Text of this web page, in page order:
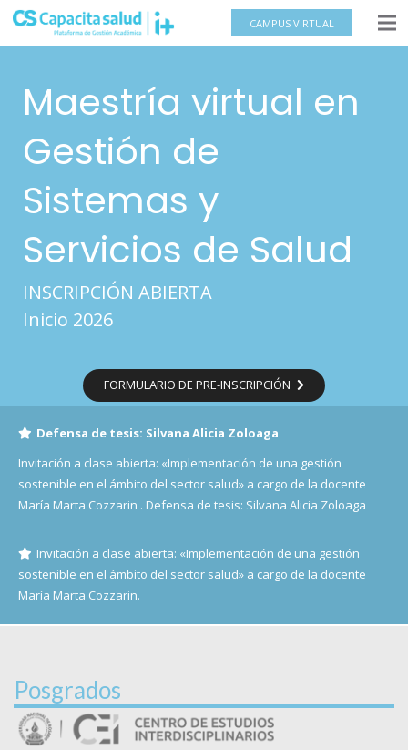
CAMPUS VIRTUAL
Maestría virtual en
Gestión de
Sistemas y
Servicios de Salud
INSCRIPCIÓN ABIERTA
Inicio 2026
FORMULARIO DE PRE-INSCRIPCIÓN
Defensa de tesis: Silvana Alicia Zoloaga
Invitación a clase abierta: «Implementación de una gestión
sostenible en el ámbito del sector salud» a cargo de la docente
María Marta Cozzarin . Defensa de tesis: Silvana Alicia Zoloaga
Invitación a clase abierta: «Implementación de una gestión
sostenible en el ámbito del sector salud» a cargo de la docente
María Marta Cozzarin.
Posgrados